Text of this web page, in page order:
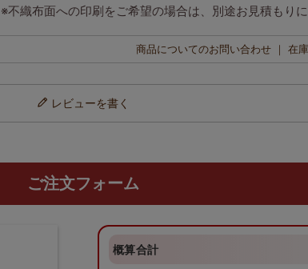
※不織布面への印刷をご希望の場合は、別途お見積もりに
商品についてのお問い合わせ ｜ 在
レビューを書く
ご注文フォーム
概算合計